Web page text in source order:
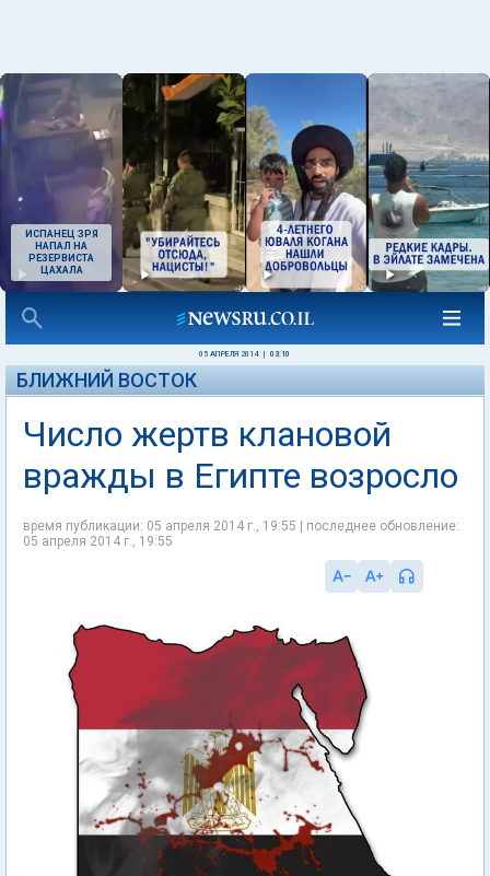
ИСПАНЕЦ ЗРЯ
НАПАЛ НА
РЕЗЕРВИСТА
ЦАХАЛА
05 АПРЕЛЯ 2014 03:10
БЛИЖНИЙ ВОСТОК
Число жертв клановой
вражды в Египте возросло
время публикации: 05 апреля 2014 г., 19:55 | последнее обновление:
05 апреля 2014 г., 19:55